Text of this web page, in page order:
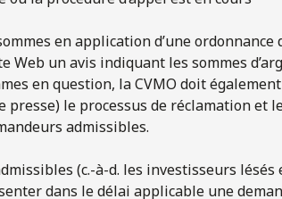
en application d’une
Web un avis indiquant les sommes
en question, la CVMO doit
presse) le processus de réclamation et
admissibles.
(c.-à-d. les investisseurs lésés
dans le délai applicable une